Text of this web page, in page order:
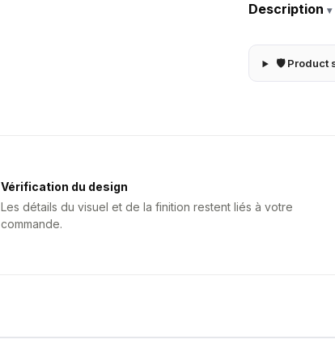
Description▾
🛡 Product
Vérification du design
Les détails du visuel et de la finition restent liés à votre
commande.